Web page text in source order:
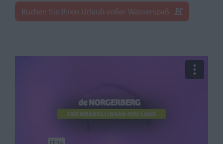
Buchen Sie Ihren Urlaub voller Wasserspaß